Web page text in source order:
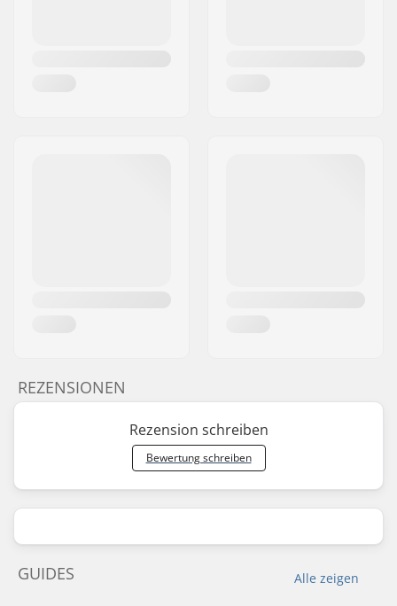
REZENSIONEN
Rezension schreiben
Bewertung schreiben
Alle zeigen
GUIDES